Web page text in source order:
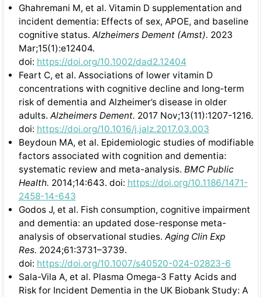
Ghahremani M, et al. Vitamin D supplementation and
incident dementia: Effects of sex, APOE, and baseline
cognitive status. Alzheimers Dement (Amst). 2023
Mar;15(1):e12404.
doi: https://doi.org/10.1002/dad2.12404
Feart C, et al. Associations of lower vitamin D
concentrations with cognitive decline and long-term
risk of dementia and Alzheimer’s disease in older
adults. Alzheimers Dement. 2017 Nov;13(11):1207-1216.
doi: https://doi.org/10.1016/j.jalz.2017.03.003
Beydoun MA, et al. Epidemiologic studies of modifiable
factors associated with cognition and dementia:
systematic review and meta-analysis. BMC Public
Health. 2014;14:643. doi: https://doi.org/10.1186/1471-
2458-14-643
Godos J, et al. Fish consumption, cognitive impairment
and dementia: an updated dose-response meta-
analysis of observational studies. Aging Clin Exp
Res. 2024;61:3731–3739.
doi: https://doi.org/10.1007/s40520-024-02823-6
Sala-Vila A, et al. Plasma Omega-3 Fatty Acids and
Risk for Incident Dementia in the UK Biobank Study: A